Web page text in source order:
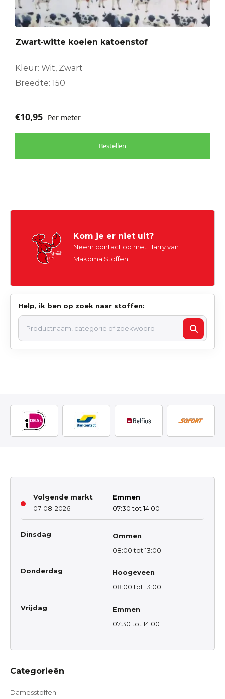
Zwart‑witte koeien katoenstof
Kleur: Wit, Zwart
Breedte: 150
€10,95 Per meter
Bestellen
Kom je er niet uit?
Neem contact op met Harry van
Makoma Stoffen
Help, ik ben op zoek naar stoffen:
Volgende markt
07-08-2026
Emmen
07:30 tot 14:00
Dinsdag
Ommen
08:00 tot 13:00
Donderdag
Hoogeveen
08:00 tot 13:00
Vrijdag
Emmen
07:30 tot 14:00
Categorieën
Damesstoffen